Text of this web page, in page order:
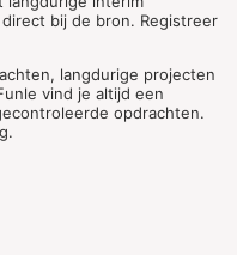
bij de bron. Registreer
langdurige projecten
vind je altijd een
opdrachten.